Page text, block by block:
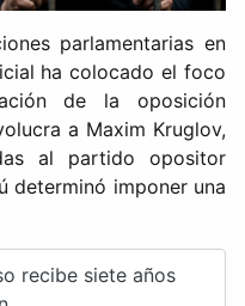
parlamentarias en
ha colocado el foco
de la oposición
a Maxim Kruglov,
al partido opositor
determinó imponer una
recibe siete años